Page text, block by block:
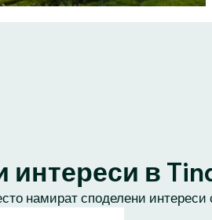
интереси в
намират споделени